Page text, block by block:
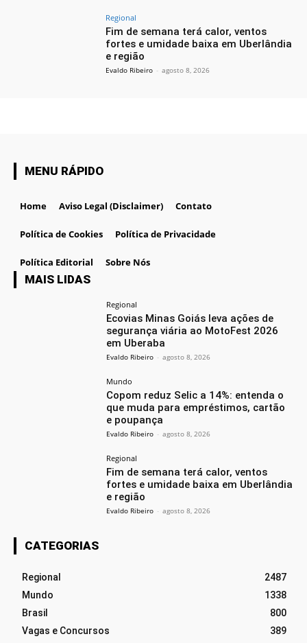
Regional
Fim de semana terá calor, ventos
fortes e umidade baixa em Uberlândia
e região
Evaldo Ribeiro - agosto 8, 2026
MENU RÁPIDO
Home Aviso Legal (Disclaimer) Contato
Política de Cookies Política de Privacidade
Política Editorial Sobre Nós
MAIS LIDAS
Regional
Ecovias Minas Goiás leva ações de
segurança viária ao MotoFest 2026
em Uberaba
Evaldo Ribeiro - agosto 8, 2026
Mundo
Copom reduz Selic a 14%: entenda o
que muda para empréstimos, cartão
e poupança
Evaldo Ribeiro - agosto 8, 2026
Regional
Fim de semana terá calor, ventos
fortes e umidade baixa em Uberlândia
e região
Evaldo Ribeiro - agosto 8, 2026
CATEGORIAS
Regional
2487
Mundo
1338
Brasil
800
Vagas e Concursos
389